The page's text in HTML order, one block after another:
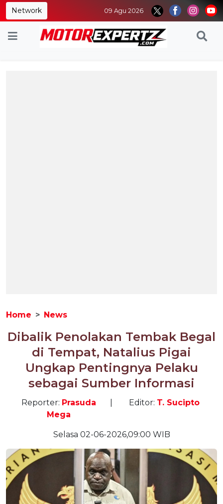
Network 09 Agu 2026
Home News
Dibalik Penolakan Tembak Begal
di Tempat, Natalius Pigai
Ungkap Pentingnya Pelaku
sebagai Sumber Informasi
Reporter: Prasuda
Mega
Editor: T. Sucipto
Selasa 02-06-2026,09:00 WIB